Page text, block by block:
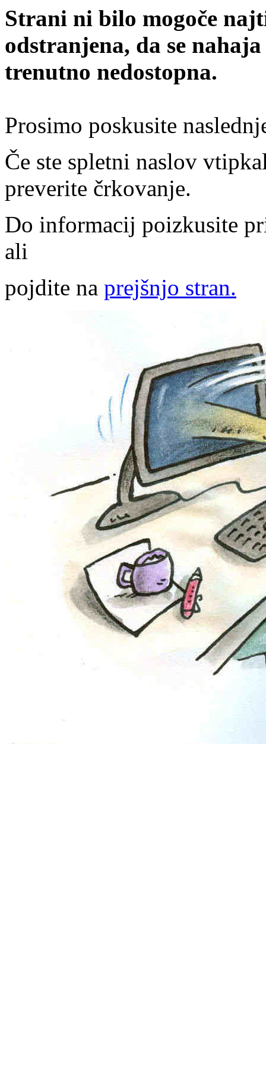
Strani ni bilo mogoče
odstranjena, da se
trenutno nedostopna.
Prosimo poskusite
Če ste spletni naslov
preverite črkovanje.
Do informacij poizkusite
ali
pojdite na prejšnjo stran.